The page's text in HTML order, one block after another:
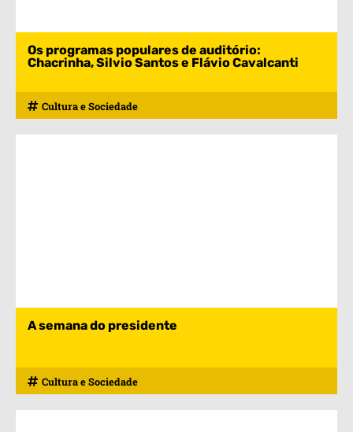
Os programas populares de auditório:
Chacrinha, Silvio Santos e Flávio Cavalcanti
Cultura e Sociedade
A semana do presidente
Cultura e Sociedade